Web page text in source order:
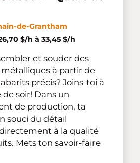
de-Grantham
$/h à 33,45 $/h
et souder des
à partir de
précis? Joins-toi à
soir! Dans un
de production, ta
souci du détail
à la qualité
Mets ton savoir-faire